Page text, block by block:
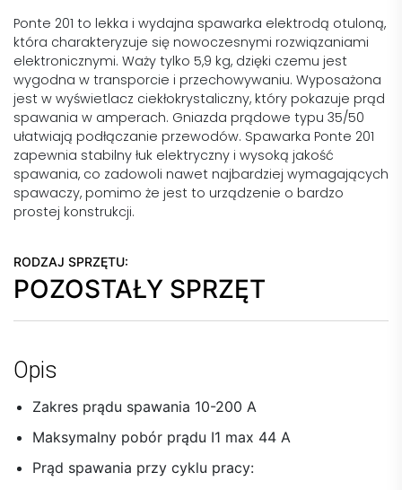
Ponte 201 to lekka i wydajna spawarka elektrodą otuloną,
która charakteryzuje się nowoczesnymi rozwiązaniami
elektronicznymi. Waży tylko 5,9 kg, dzięki czemu jest
wygodna w transporcie i przechowywaniu. Wyposażona
jest w wyświetlacz ciekłokrystaliczny, który pokazuje prąd
spawania w amperach. Gniazda prądowe typu 35/50
ułatwiają podłączanie przewodów. Spawarka Ponte 201
zapewnia stabilny łuk elektryczny i wysoką jakość
spawania, co zadowoli nawet najbardziej wymagających
spawaczy, pomimo że jest to urządzenie o bardzo
prostej konstrukcji.
RODZAJ SPRZĘTU:
POZOSTAŁY SPRZĘT
Opis
Zakres prądu spawania 10-200 A
Maksymalny pobór prądu I1 max 44 A
Prąd spawania przy cyklu pracy: